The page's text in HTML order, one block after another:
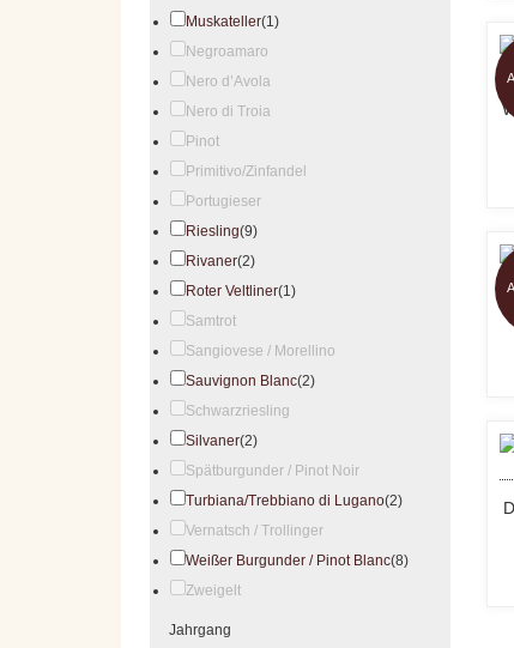
Muskateller(1)
Negroamaro
Nero d’Avola
Nero di Troia
Pinot
Primitivo/Zinfandel
Portugieser
Riesling(9)
Rivaner(2)
Roter Veltliner(1)
Samtrot
Sangiovese / Morellino
Sauvignon Blanc(2)
Schwarzriesling
Silvaner(2)
Spätburgunder / Pinot Noir
Turbiana/Trebbiano di Lugano(2)
Vernatsch / Trollinger
Weißer Burgunder / Pinot Blanc(8)
Zweigelt
Jahrgang